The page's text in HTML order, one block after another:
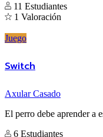
11 Estudiantes
1 Valoración
Juego
Switch
Axular Casado
El perro debe aprender a
6 Estudiantes